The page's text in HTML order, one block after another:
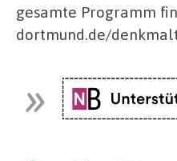
gesamte Programm
dortmund.de/